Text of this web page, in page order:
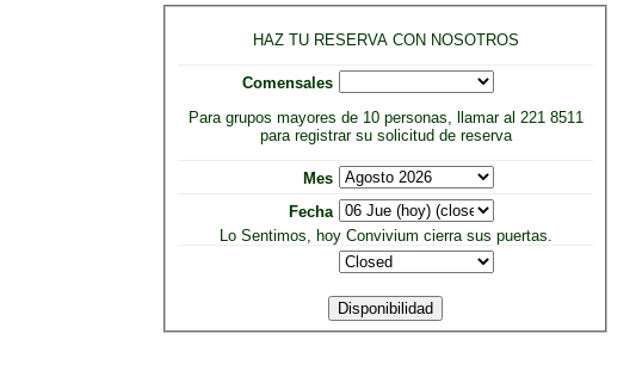
HAZ TU RESERVA CON NOSOTROS
Comensales
Para grupos mayores de 10 personas, llamar al 221 8511
para registrar su solicitud de reserva
Mes
Fecha
Lo Sentimos, hoy Convivium cierra sus puertas.